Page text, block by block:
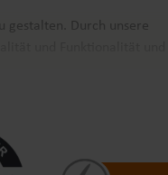
gestalten. Durch unsere
und Funktionalität und
Kunden schätzen